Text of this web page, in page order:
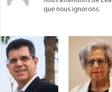
que nous ignorons.